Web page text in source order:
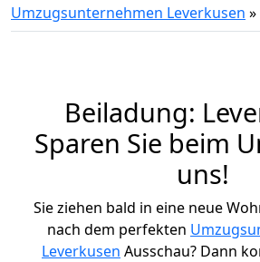
Umzugsunternehmen Leverkusen »
Beiladung:
Sparen Sie beim
uns!
Sie ziehen bald in eine neue
nach dem perfekten
Leverkusen Ausschau? Dann